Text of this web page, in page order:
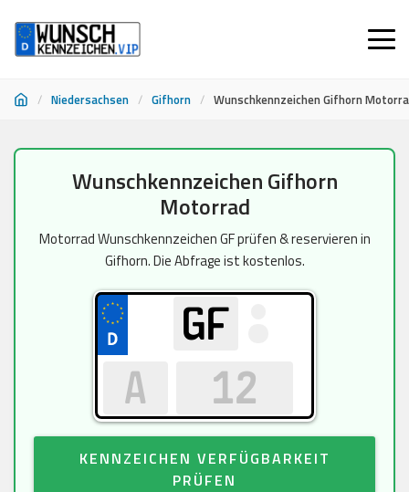
/ Niedersachsen / Gifhorn / Wunschkennzeichen Gifhorn
Wunschkennzeichen Gifhorn
Motorrad
Motorrad Wunschkennzeichen GF prüfen & reservieren in
Gifhorn. Die Abfrage ist kostenlos.
KENNZEICHEN VERFÜGBARKEIT
PRÜFEN